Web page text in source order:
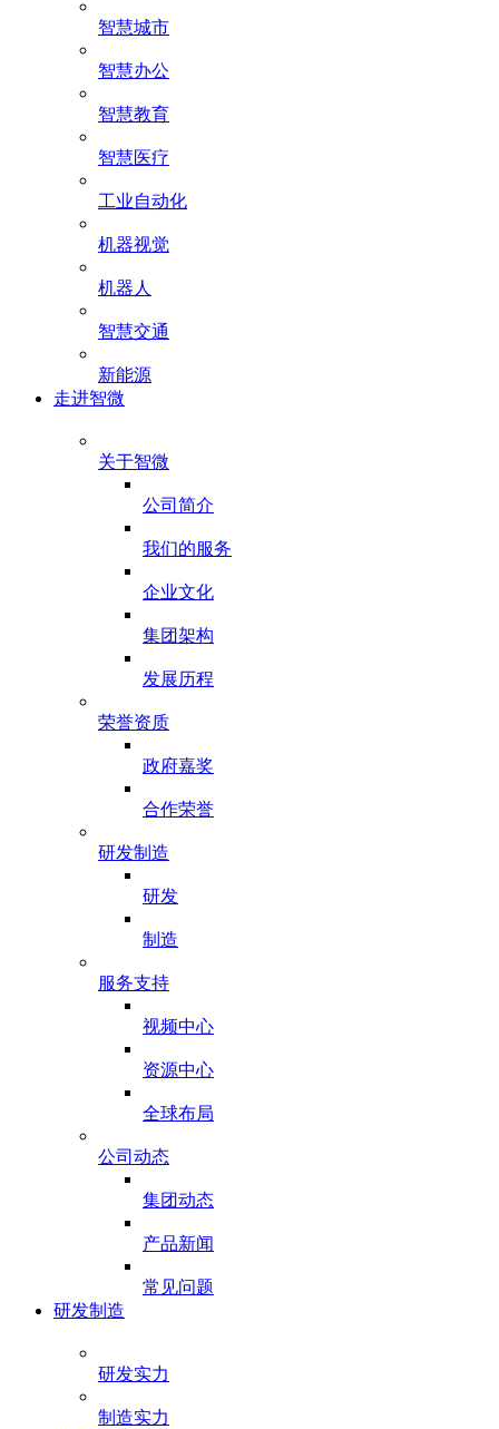
智慧城市
智慧办公
智慧教育
智慧医疗
工业自动化
机器视觉
机器人
智慧交通
新能源
走进智微
关于智微
公司简介
我们的服务
企业文化
集团架构
发展历程
荣誉资质
政府嘉奖
合作荣誉
研发制造
研发
制造
服务支持
视频中心
资源中心
全球布局
公司动态
集团动态
产品新闻
常见问题
研发制造
研发实力
制造实力